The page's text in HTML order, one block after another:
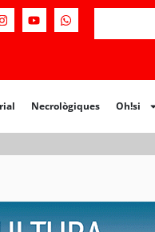
Necrològiques Oh!si
Necrològiques